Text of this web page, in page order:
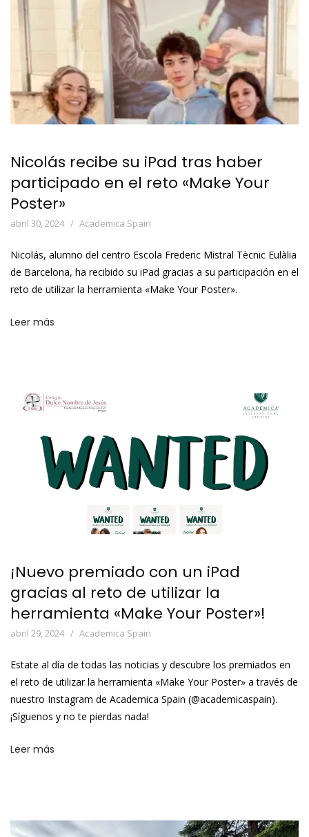
Nicolás recibe su iPad tras haber
participado en el reto «Make Your
Poster»
abril 30, 2024 Academica Spain
Nicolás, alumno del centro Escola Frederic Mistral Tècnic Eulàlia
de Barcelona, ha recibido su iPad gracias a su participación en el
reto de utilizar la herramienta «Make Your Poster».
Leer más
¡Nuevo premiado con un iPad
gracias al reto de utilizar la
herramienta «Make Your Poster»!
abril 29, 2024 Academica Spain
Estate al día de todas las noticias y descubre los premiados en
el reto de utilizar la herramienta «Make Your Poster» a través de
nuestro Instagram de Academica Spain (@academicaspain).
¡Síguenos y no te pierdas nada!
Leer más